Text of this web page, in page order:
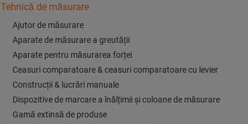
Tehnică de măsurare
Ajutor de măsurare
Aparate de măsurare a greutăţii
Aparate pentru măsurarea forţei
Ceasuri comparatoare & ceasuri comparatoare cu levier
Construcţii & lucrări manuale
Dispozitive de marcare a înălţimii şi coloane de măsurare
Gamă extinsă de produse